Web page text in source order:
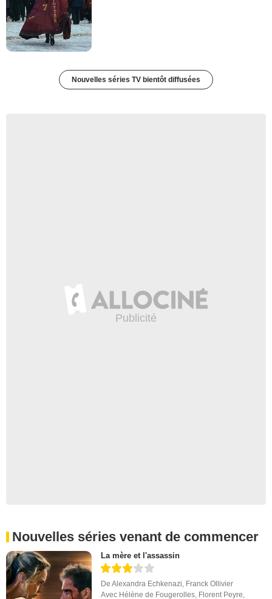
Nouvelles séries TV bientôt diffusées
Nouvelles séries venant de commencer
La mère et l'assassin
DeAlexandra Echkenazi, Franck Ollivier
Avec Hélène de Fougerolles, Florent Peyre,